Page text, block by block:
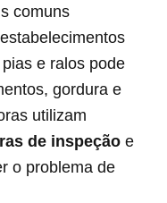
comuns
e ralos pode
gordura e
utilizam
de inspeção e
o problema de